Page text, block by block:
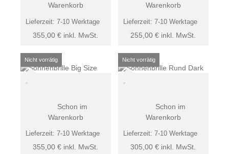
355,00 € inkl. MwSt.
Lieferzeit: 7-10 Werktage
Warenkorb
255,00€ inkl. MwSt.
Lieferzeit: 7-10 Werktage
Warenkorb
355,00 € inkl. MwSt.
Lieferzeit: 7-10 Werktage
Schon im
Warenkorb
305,00€ inkl. MwSt.
Lieferzeit: 7-10 Werktage
Schon im
Warenkorb